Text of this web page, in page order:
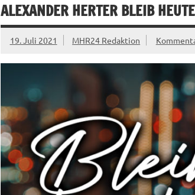
ALEXANDER HERTER BLEIB
19. Juli 2021 MHR24 Redaktion